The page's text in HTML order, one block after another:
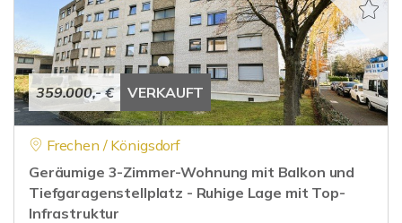
359.000,- € VERKAUFT
Frechen / Königsdorf
Geräumige 3-Zimmer-Wohnung mit Balkon und
Tiefgaragenstellplatz - Ruhige Lage mit Top-
Infrastruktur